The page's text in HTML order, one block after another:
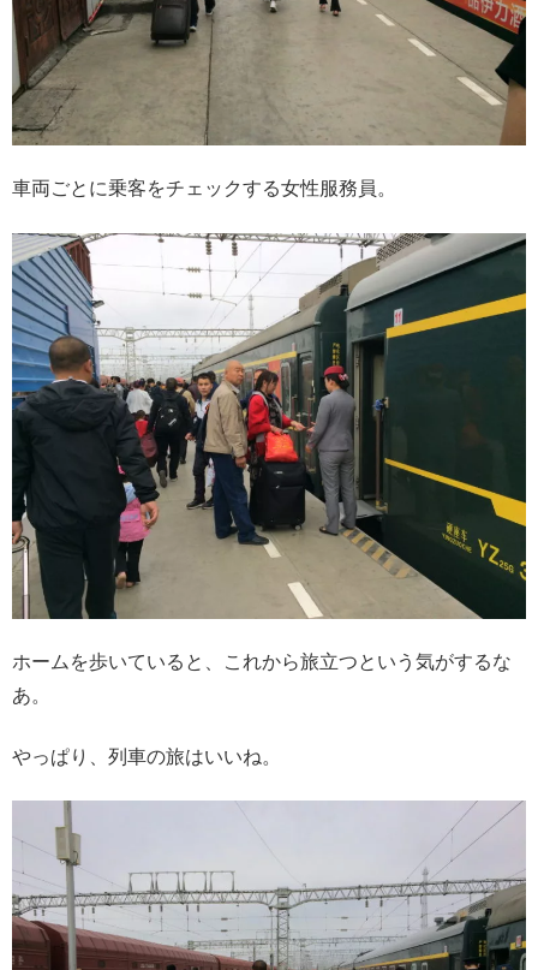
車両ごとに乗客をチェックする女性服務員。
ホームを歩いていると、これから旅立つという気がするな
あ。
やっぱり、列車の旅はいいね。